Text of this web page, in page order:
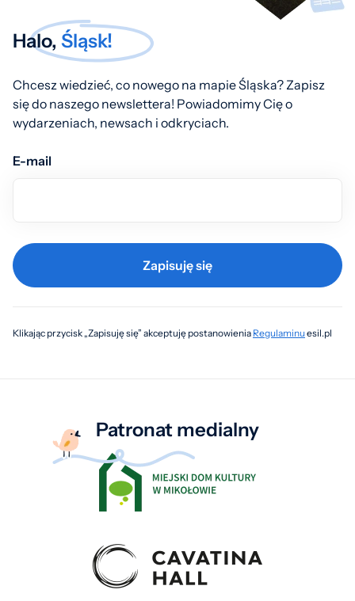
Halo, Śląsk!
Chcesz wiedzieć, co nowego na mapie Śląska? Zapisz
się do naszego newslettera! Powiadomimy Cię o
wydarzeniach, newsach i odkryciach.
E-mail
Zapisuję się
Klikając przycisk „Zapisuję się” akceptuję postanowienia Regulaminuesil.pl
Patronat medialny